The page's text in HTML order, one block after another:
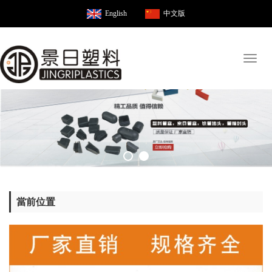
English 中文版
當前位置